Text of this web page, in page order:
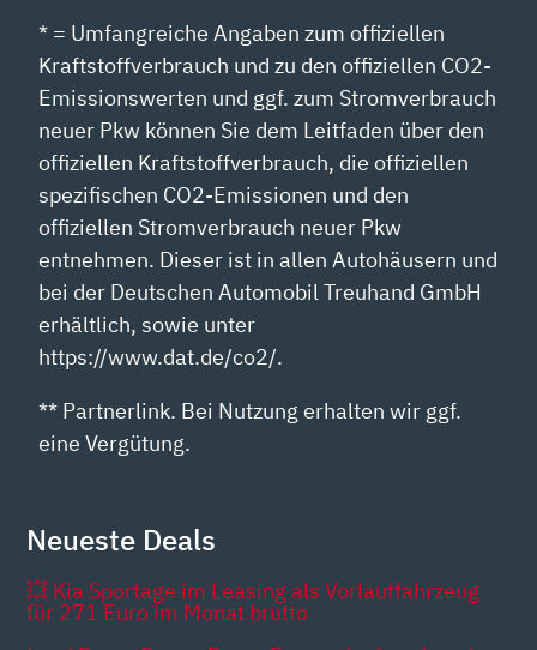
* = Umfangreiche Angaben zum offiziellen
Kraftstoffverbrauch und zu den offiziellen CO2-
Emissionswerten und ggf. zum Stromverbrauch
neuer Pkw können Sie dem Leitfaden über den
offiziellen Kraftstoffverbrauch, die offiziellen
spezifischen CO2-Emissionen und den
offiziellen Stromverbrauch neuer Pkw
entnehmen. Dieser ist in allen Autohäusern und
bei der Deutschen Automobil Treuhand GmbH
erhältlich, sowie unter
https://www.dat.de/co2/.
** Partnerlink. Bei Nutzung erhalten wir ggf.
eine Vergütung.
Neueste Deals
💥 Kia Sportage im Leasing als Vorlauffahrzeug
für 271 Euro im Monat brutto